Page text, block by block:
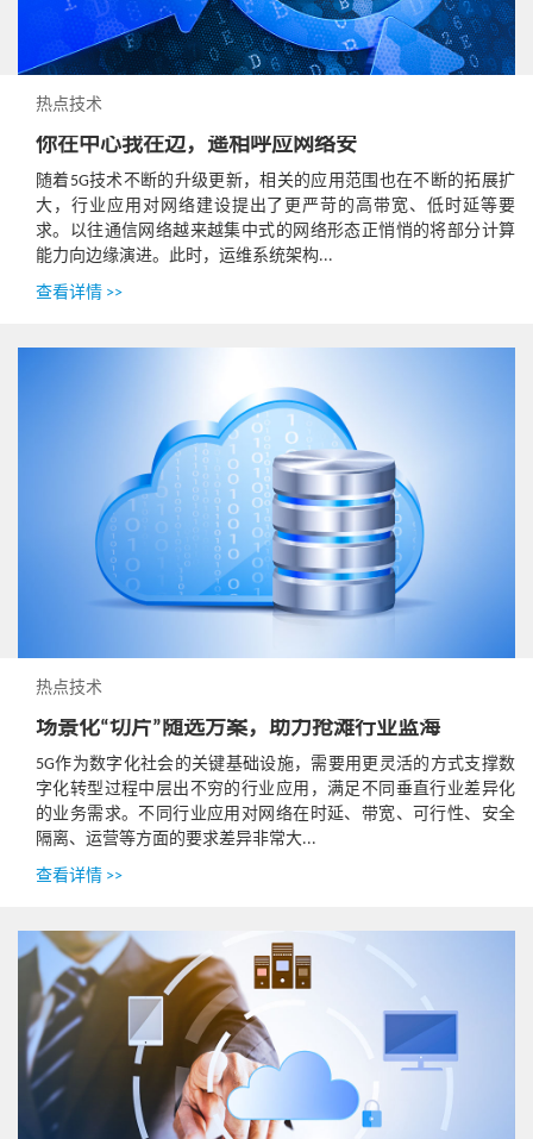
热点技术
你在中心我在边，遥相呼应网络安
随着5G技术不断的升级更新，相关的应用范围也在不断的拓展扩
大，行业应用对网络建设提出了更严苛的高带宽、低时延等要
求。以往通信网络越来越集中式的网络形态正悄悄的将部分计算
能力向边缘演进。此时，运维系统架构...
查看详情 >>
热点技术
场景化“切片”随选方案，助力抢滩行业蓝海
5G作为数字化社会的关键基础设施，需要用更灵活的方式支撑数
字化转型过程中层出不穷的行业应用，满足不同垂直行业差异化
的业务需求。不同行业应用对网络在时延、带宽、可行性、安全
隔离、运营等方面的要求差异非常大...
查看详情 >>